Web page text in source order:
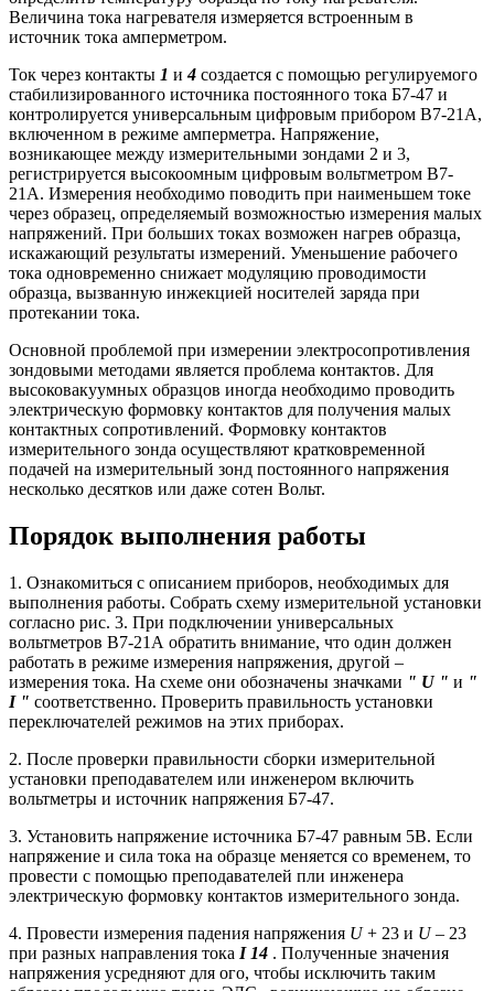
Величина тока нагревателя измеряется встроенным в
источник тока амперметром.
Ток через контакты 1 и4 создается с помощью регулируемого
стабилизированного источника постоянного тока Б7-47 и
контролируется универсальным цифровым прибором В7-21А,
включенном в режиме амперметра. Напряжение,
возникающее между измерительными зондами 2 и 3,
регистрируется высокоомным цифровым вольтметром В7-
21А. Измерения необходимо поводить при наименьшем токе
через образец, определяемый возможностью измерения малых
напряжений. При больших токах возможен нагрев образца,
искажающий результаты измерений. Уменьшение рабочего
тока одновременно снижает модуляцию проводимости
образца, вызванную инжекцией носителей заряда при
протекании тока.
Основной проблемой при измерении электросопротивления
зондовыми методами является проблема контактов. Для
высоковакуумных образцов иногда необходимо проводить
электрическую формовку контактов для получения малых
контактных сопротивлений. Формовку контактов
измерительного зонда осуществляют кратковременной
подачей на измерительный зонд постоянного напряжения
несколько десятков или даже сотен Вольт.
Порядок выполнения работы
1. Ознакомиться с описанием приборов, необходимых для
выполнения работы. Собрать схему измерительной установки
согласно рис. 3. При подключении универсальных
вольтметров В7-21А обратить внимание, что один должен
работать в режиме измерения напряжения, другой –
измерения тока. На схеме они обозначены значками " U " и "
I " соответственно. Проверить правильность установки
переключателей режимов на этих приборах.
2. После проверки правильности сборки измерительной
установки преподавателем или инженером включить
вольтметры и источник напряжения Б7-47.
3. Установить напряжение источника Б7-47 равным 5В. Если
напряжение и сила тока на образце меняется со временем, то
провести с помощью преподавателей пли инженера
электрическую формовку контактов измерительного зонда.
4. Провести измерения падения напряжения U+ 23 и U– 23
при разных направления тока I 14 . Полученные значения
напряжения усредняют для ого, чтобы исключить таким